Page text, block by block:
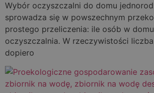
Wybór oczyszczalni do domu
sprowadza się w powszechnym
prostego przeliczenia: ile osób w
oczyszczalnia. W rzeczywistości
dopiero